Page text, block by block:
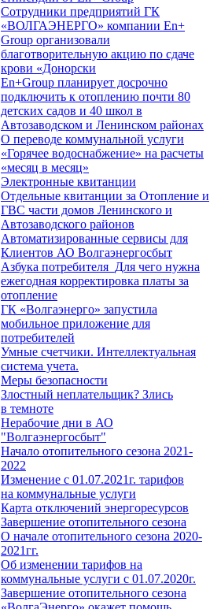
Сотрудники предприятий ГК
«ВОЛГАЭНЕРГО» компании En+
Group организовали
благотворительную акцию по сдаче
крови «Донорски
En+Group планирует досрочно
подключить к отоплению почти 80
детских садов и 40 школ в
Автозаводском и Ленинском районах
О переводе коммунальной услуги
«Горячее водоснабжение» на расчеты
«месяц в месяц»
Электронные квитанции
Отдельные квитанции за Отопление и
ГВС части домов Ленинского и
Автозаводского районов
Автоматизированные сервисы для
Клиентов АО Волгаэнергосбыт
Азбука потребителя_Для чего нужна
ежегодная корректировка платы за
отопление
ГК «Волгаэнерго» запустила
мобильное приложение для
потребителей
Умные счетчики. Интеллектуальная
система учета.
Меры безопасности
Злостный неплательщик? Злись
в темноте
Нерабочие дни в АО
"Волгаэнергосбыт"
Начало отопительного сезона 2021-
2022
Изменение с 01.07.2021г. тарифов
на коммунальные услуги
Карта отключений энергоресурсов
Завершение отопительного сезона
О начале отопительного сезона 2020-
2021гг.
Об изменении тарифов на
коммунальные услуги с 01.07.2020г.
Завершение отопительного сезона